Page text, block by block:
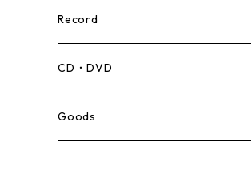
Record
Mento,Calypso,Ballad
Ska
CD・DVD
Goods